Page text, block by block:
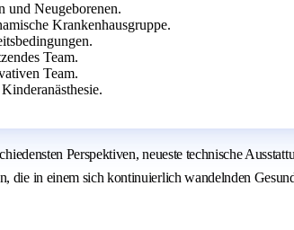
und Neugeborenen.
Krankenhausgruppe.
Team.
Team.
Perspektiven, neueste technische
in einem sich kontinuierlich wandelnden